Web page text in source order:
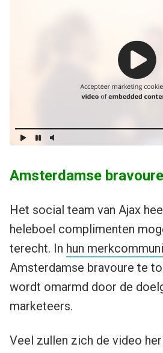
Amsterdamse bravoure
Het social team van Ajax
heleboel complimenten
terecht. In hun
Amsterdamse bravoure te
wordt omarmd door de
marketeers.
Veel zullen zich de video